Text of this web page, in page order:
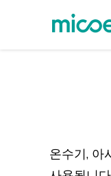
지원 및 서비스
온수기, 아